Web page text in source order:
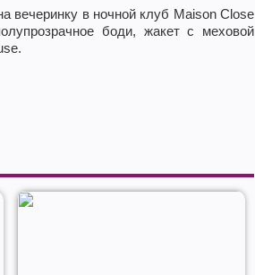
вечеринку в ночной клуб Maison Close
боди, жакет с меховой